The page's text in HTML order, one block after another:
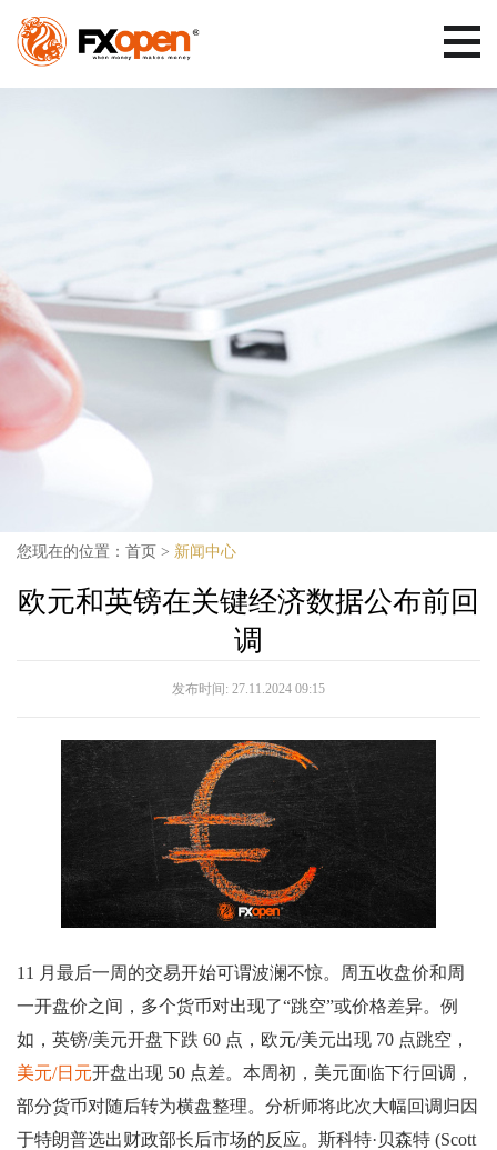
您现在的位置： 首页 > 新闻中心
欧元和英镑在关键经济数据公布前回
调
发布时间: 27.11.2024 09:15
11 月最后一周的交易开始可谓波澜不惊。周五收盘价和周
一开盘价之间，多个货币对出现了“跳空”或价格差异。例
如，英镑/美元开盘下跌 60 点，欧元/美元出现 70 点跳空，
美元/日元开盘出现 50 点差。本周初，美元面临下行回调，
部分货币对随后转为横盘整理。分析师将此次大幅回调归因
于特朗普选出财政部长后市场的反应。斯科特·贝森特 (Scott